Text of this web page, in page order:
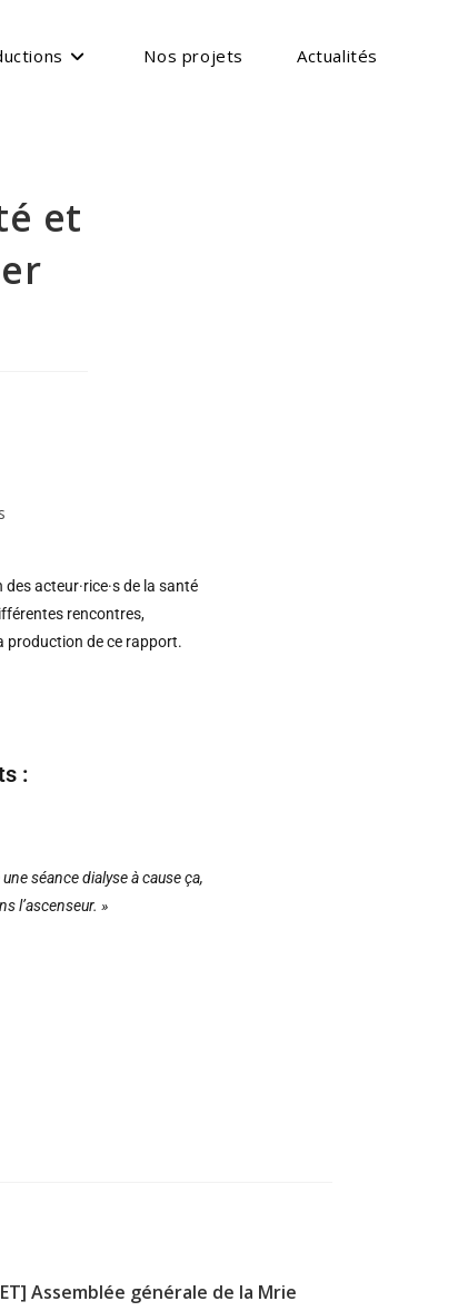
Nos projets Actualités
et
acteur·rice·s de la santé
rencontres,
production de ce rapport.
:
séance dialyse à cause ça,
l’ascenseur. »
Assemblée générale de la Mrie